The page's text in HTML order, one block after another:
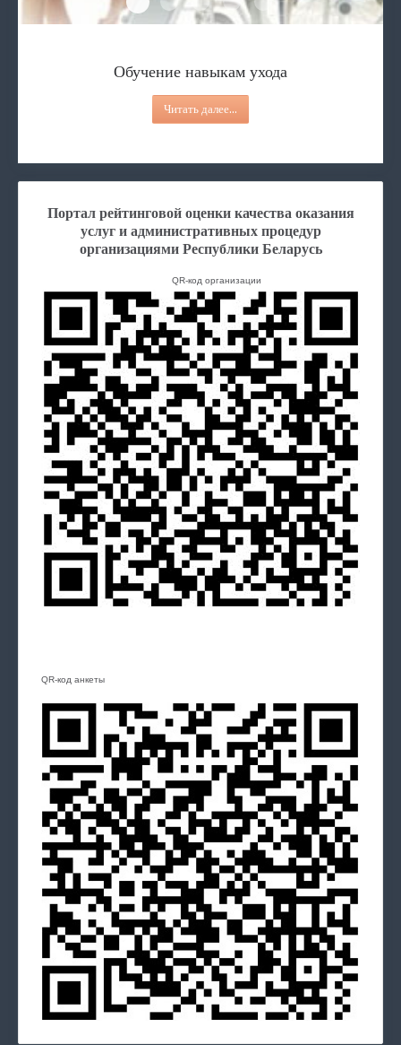
Обучение навыкам ухода
Читать далее...
Портал рейтинговой оценки качества оказания
услуг и административных процедур
организациями Республики Беларусь
QR-код организации
QR-код анкеты